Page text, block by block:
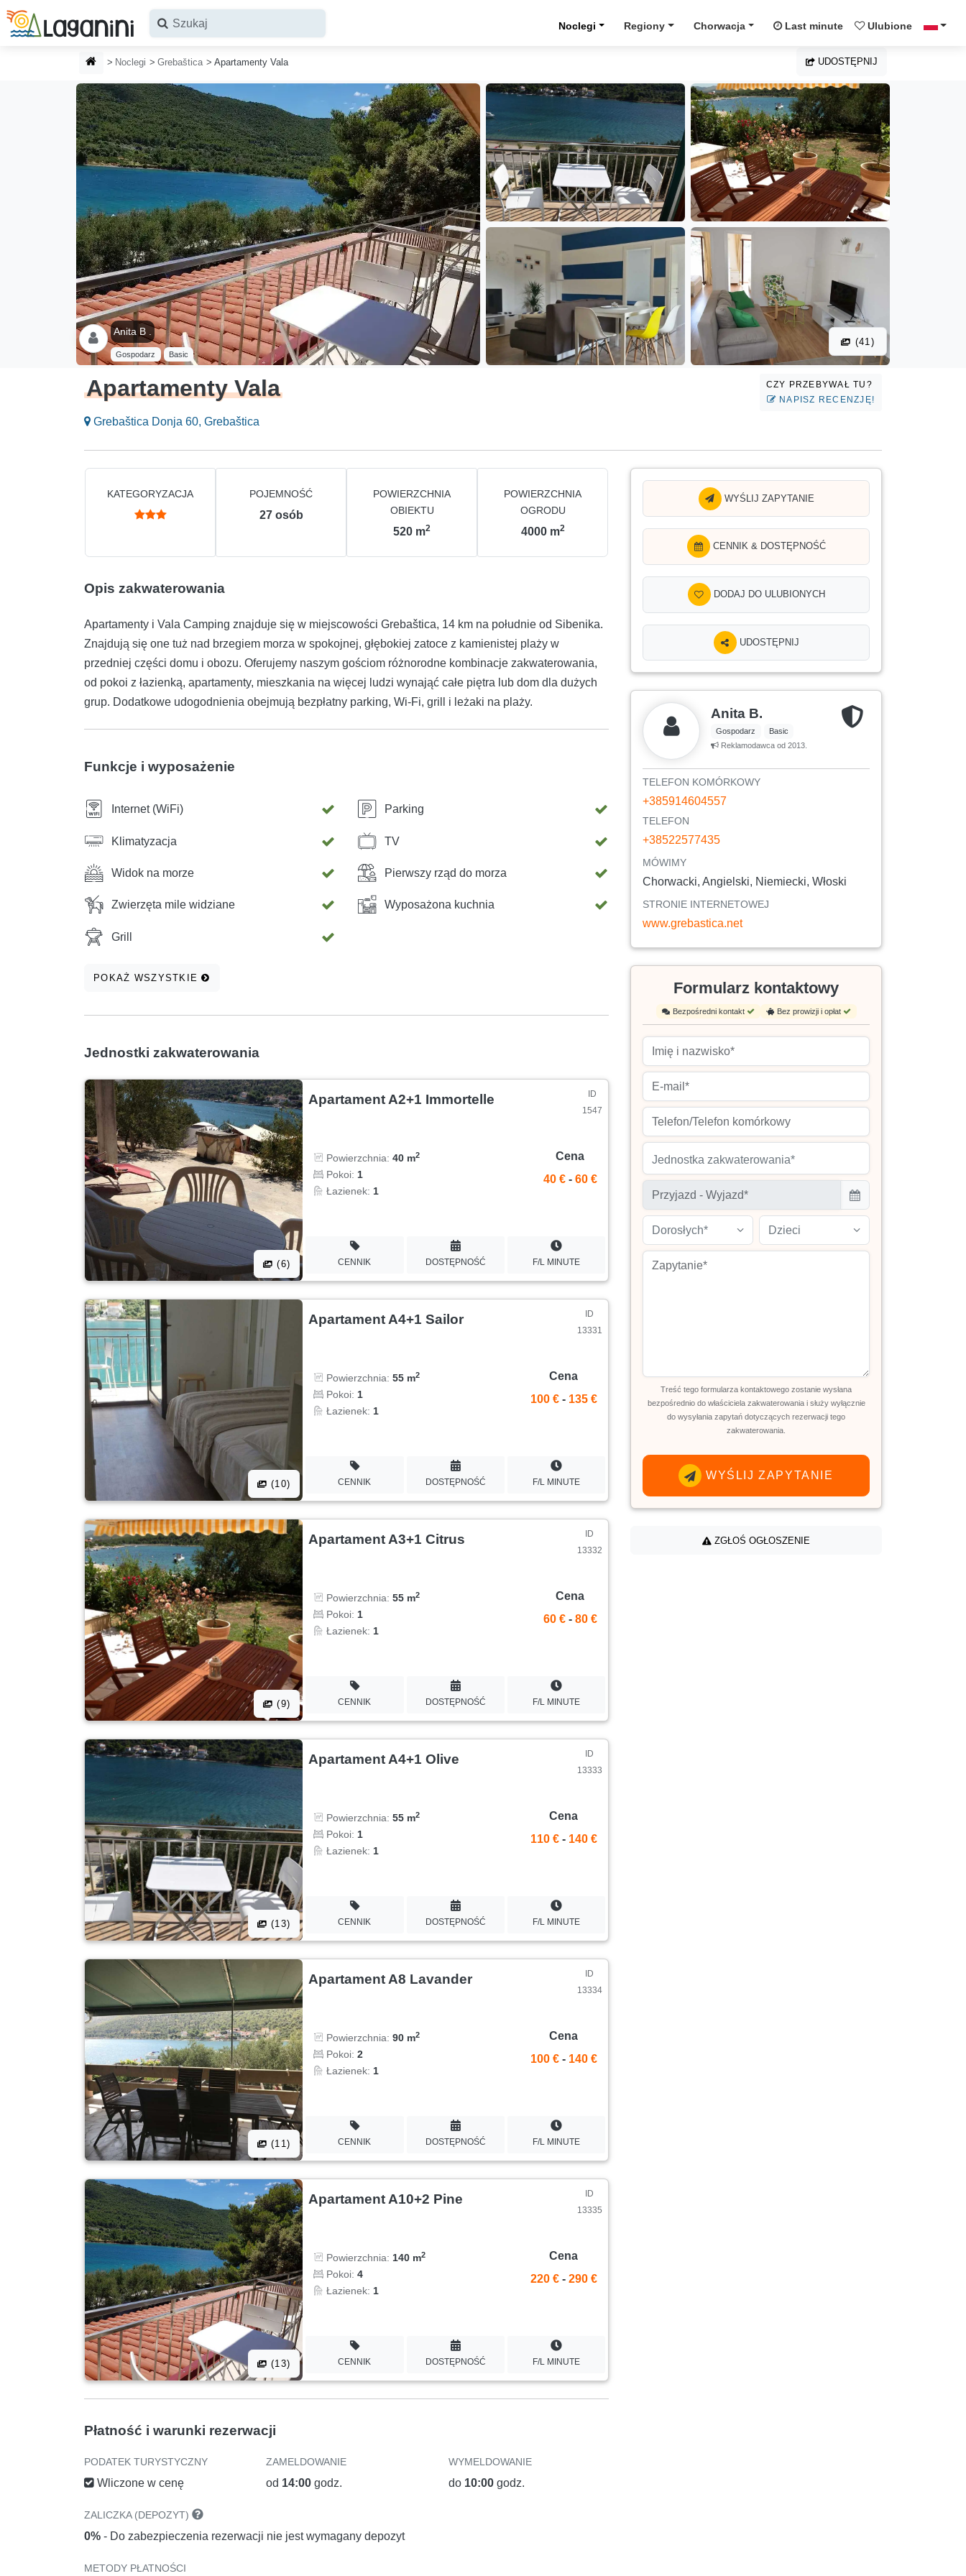
Przejdź do głównej treści
Noclegi Regiony Chorwacja Last minute Ulubione
STRONA GŁÓWNA
Noclegi Grebaštica Apartamenty Vala UDOSTĘPNIJ
Anita B .
Gospodarz Basic
(41)
Apartamenty Vala
Grebaštica Donja 60, Grebaštica
CZY PRZEBYWAŁ TU?
NAPISZ RECENZJĘ!
KATEGORYZACJA POJEMNOŚĆ
27 osób
POWIERZCHNIA
OBIEKTU
520 m2
POWIERZCHNIA
OGRODU
4000 m2
Opis zakwaterowania
Apartamenty i Vala Camping znajduje się w miejscowości Grebaštica, 14 km na południe od Sibenika.
Znajdują się one tuż nad brzegiem morza w spokojnej, głębokiej zatoce z kamienistej plaży w
przedniej części domu i obozu. Oferujemy naszym gościom różnorodne kombinacje zakwaterowania,
od pokoi z łazienką, apartamenty, mieszkania na więcej ludzi wynająć całe piętra lub dom dla dużych
grup. Dodatkowe udogodnienia obejmują bezpłatny parking, Wi-Fi, grill i leżaki na plaży.
Funkcje i wyposażenie
Internet (WiFi) Parking
Klimatyzacja TV
Widok na morze Pierwszy rząd do morza
Zwierzęta mile widziane Wyposażona kuchnia
Grill
POKAŻ WSZYSTKIE
Jednostki zakwaterowania
(6)
Apartament A2+1 Immortelle
ID
1547
Powierzchnia:40 m2
Pokoi: 1
Łazienek: 1
Cena
40 € - 60 €
CENNIK DOSTĘPNOŚĆ F/L MINUTE
(10)
Apartament A4+1 Sailor
ID
13331
Powierzchnia:55 m2
Pokoi: 1
Łazienek: 1
Cena
100 € - 135 €
CENNIK DOSTĘPNOŚĆ F/L MINUTE
(9)
Apartament A3+1 Citrus
ID
13332
Powierzchnia:55 m2
Pokoi: 1
Łazienek: 1
Cena
60 € - 80 €
CENNIK DOSTĘPNOŚĆ F/L MINUTE
(13)
Apartament A4+1 Olive
ID
13333
Powierzchnia:55 m2
Pokoi: 1
Łazienek: 1
Cena
110 € - 140 €
CENNIK DOSTĘPNOŚĆ F/L MINUTE
(11)
Apartament A8 Lavander
ID
13334
Powierzchnia:90 m2
Pokoi:2
Łazienek: 1
Cena
100 € - 140 €
CENNIK DOSTĘPNOŚĆ F/L MINUTE
(13)
Apartament A10+2 Pine
ID
13335
Powierzchnia: 140 m2
Pokoi:4
Łazienek: 1
Cena
220 € - 290 €
CENNIK DOSTĘPNOŚĆ F/L MINUTE
Płatność i warunki rezerwacji
PODATEK TURYSTYCZNY
Wliczone w cenę
ZAMELDOWANIE
od 14:00 godz.
WYMELDOWANIE
do 10:00godz.
ZALICZKA (DEPOZYT)
0% - Do zabezpieczenia rezerwacji nie jest wymagany depozyt
METODY PŁATNOŚCI
WYŚLIJ ZAPYTANIE
CENNIK & DOSTĘPNOŚĆ
DODAJ DO ULUBIONYCH
UDOSTĘPNIJ
Anita B.
Gospodarz
Basic
Reklamodawca od 2013.
TELEFON KOMÓRKOWY
+385914604557
TELEFON
+38522577435
MÓWIMY
Chorwacki, Angielski, Niemiecki, Włoski
STRONIE INTERNETOWEJ
www.grebastica.net
Formularz kontaktowy
Bezpośredni kontakt Bez prowizji i opłat
Jednostka zakwaterowania*
Dorosłych* Dzieci
Treść tego formularza kontaktowego zostanie wysłana
bezpośrednio do właściciela zakwaterowania i służy wyłącznie
do wysyłania zapytań dotyczących rezerwacji tego
zakwaterowania.
WYŚLIJ ZAPYTANIE
ZGŁOŚ OGŁOSZENIE